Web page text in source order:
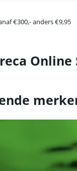
€300,- anders €9,95
Online